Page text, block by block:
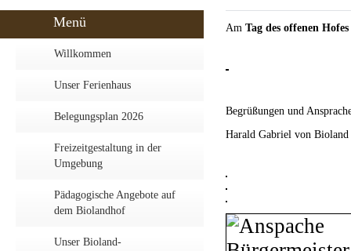
Menü
Willkommen
Unser Ferienhaus
Belegungsplan 2026
Freizeitgestaltung in der
Umgebung
Pädagogische Angebote auf
dem Biolandhof
Unser Bioland-
Am Tag des offenen
Begrüßungen und
Harald Gabriel von